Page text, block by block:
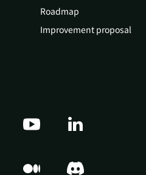
Roadmap
Improvement proposal